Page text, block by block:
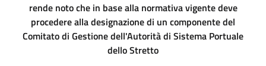
rende noto che in base alla normativa vigente deve
procedere alla designazione di un componente del
Comitato di Gestione dell'Autorità di Sistema Portuale
dello Stretto